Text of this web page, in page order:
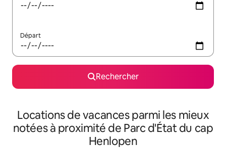
Départ
Rechercher
Locations de vacances parmi les mieux
notées à proximité de Parc d'État du cap
Henlopen